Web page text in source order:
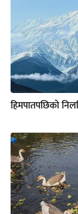
हिमपातपछिको